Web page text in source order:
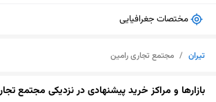
مختصات جغرافیایی
تیران / مجتمع تجاری رامین
بازارها و مراکز خرید پیشنهادی در نزدیکی مجتمع